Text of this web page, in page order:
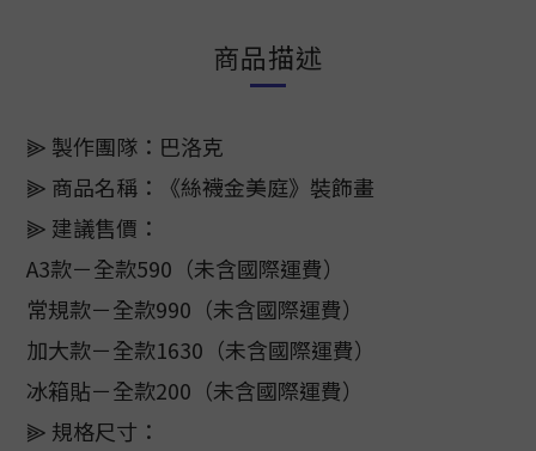
商品描述
⫸ 製作團隊：巴洛克
⫸ 商品名稱：《絲襪金美庭》裝飾畫
⫸ 建議售價：
A3款－全款590（未含國際運費）
常規款－全款990（未含國際運費）
加大款－全款1630（未含國際運費）
冰箱貼－全款200（未含國際運費）
⫸ 規格尺寸：